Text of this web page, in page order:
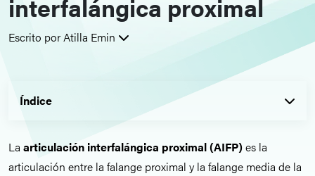
interfalángica proximal
Escrito por Atilla Emin
Índice
La articulación interfalángica proximal (AIFP)es la
articulación entre la falange proximal y la falange media de la